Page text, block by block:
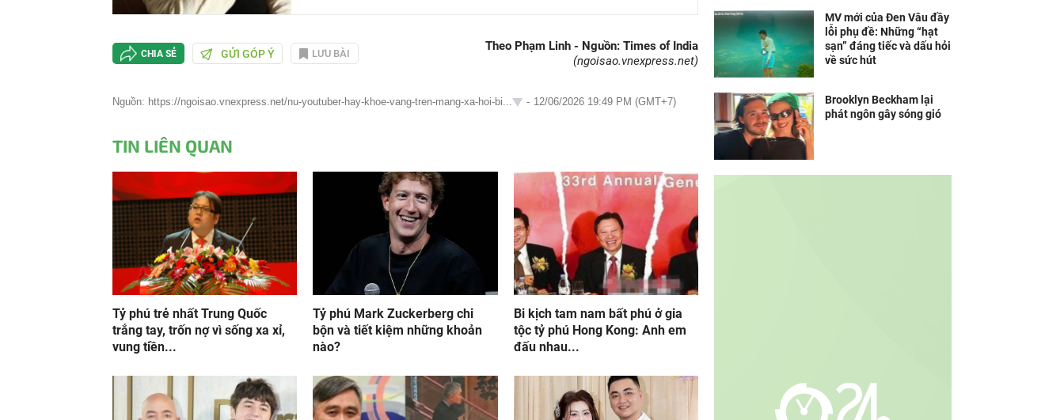
CHIA SẺ GỬI GÓP Ý LƯU BÀI
Theo Phạm Linh - Nguồn: Times of India
(ngoisao.vnexpress.net)
Nguồn: https://ngoisao.vnexpress.net/nu-youtuber-hay-khoe-vang-tren-mang-xa-hoi-bi... - 12/06/2026 19:49 PM (GMT+7)
TIN LIÊN QUAN
Tỷ phú trẻ nhất Trung Quốc
trắng tay, trốn nợ vì sống xa xỉ,
vung tiền...
Tỷ phú Mark Zuckerberg chi
bộn và tiết kiệm những khoản
nào?
Bi kịch tam nam bất phú ở gia
tộc tỷ phú Hong Kong: Anh em
đấu nhau...
MV mới của Đen Vâu đầy
lỗi phụ đề: Những “hạt
sạn” đáng tiếc và dấu hỏi
về sức hút
Brooklyn Beckham lại
phát ngôn gây sóng gió